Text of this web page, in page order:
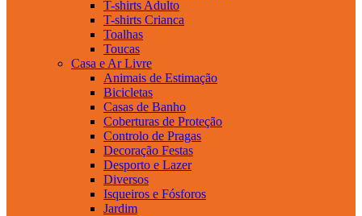
T-shirts Adulto
T-shirts Crianca
Toalhas
Toucas
Casa e Ar Livre
Animais de Estimação
Bicicletas
Casas de Banho
Coberturas de Proteção
Controlo de Pragas
Decoração Festas
Desporto e Lazer
Diversos
Isqueiros e Fósforos
Jardim